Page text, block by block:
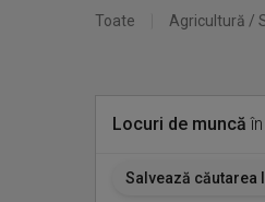
Toate Agricultură /
Locuri de muncă
Salvează căutarea